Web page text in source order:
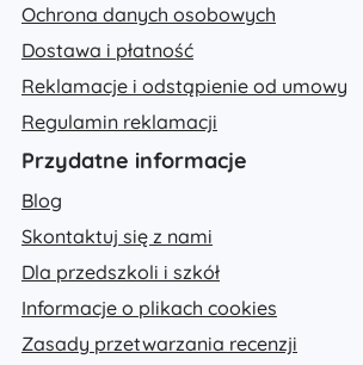
Ochrona danych osobowych
Dostawa i płatność
Reklamacje i odstąpienie od umowy
Regulamin reklamacji
Przydatne informacje
Blog
Skontaktuj się z nami
Dla przedszkoli i szkół
Informacje o plikach cookies
Zasady przetwarzania recenzji